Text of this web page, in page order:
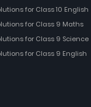
for Class 10 English
for Class 9 Maths
for Class 9 Science
for Class 9 English